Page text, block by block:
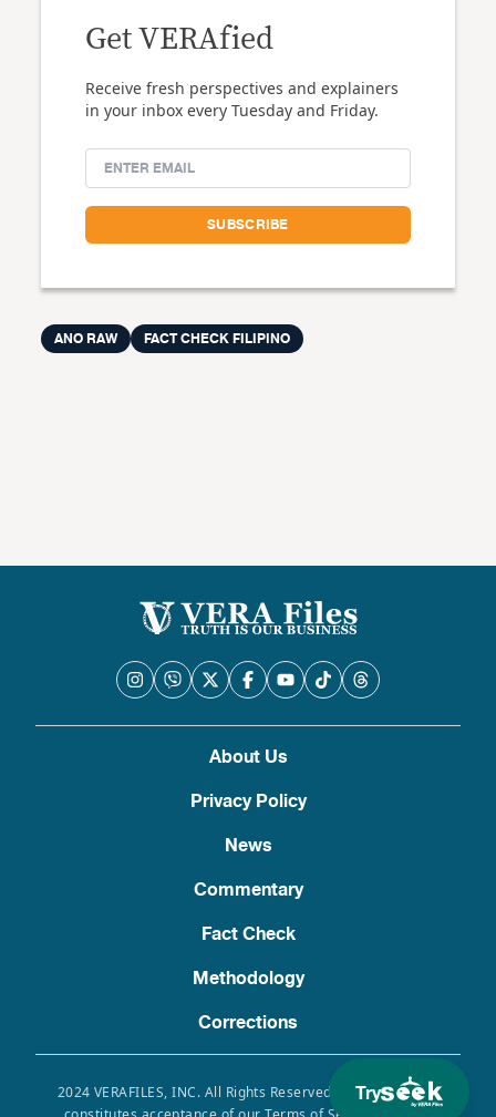
Try
Get VERAfied
Receive fresh perspectives and explainers
in your inbox every Tuesday and Friday.
ANO RAW FACT CHECK FILIPINO
About Us
Privacy Policy
News
Commentary
Fact Check
Methodology
Corrections
2024 VERAFILES, INC. All Rights Reserved. Use of this site